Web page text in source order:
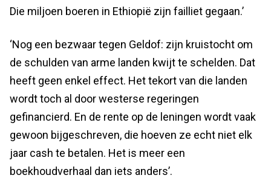
Die miljoen boeren in Ethiopië zijn failliet gegaan.’
‘Nog een bezwaar tegen Geldof: zijn kruistocht om
de schulden van arme landen kwijt te schelden. Dat
heeft geen enkel effect. Het tekort van die landen
wordt toch al door westerse regeringen
gefinancierd. En de rente op de leningen wordt vaak
gewoon bijgeschreven, die hoeven ze echt niet elk
jaar cash te betalen. Het is meer een
boekhoudverhaal dan iets anders’.